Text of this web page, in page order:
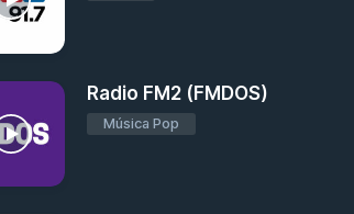
Radio FM2 (FMDOS)
Música Pop